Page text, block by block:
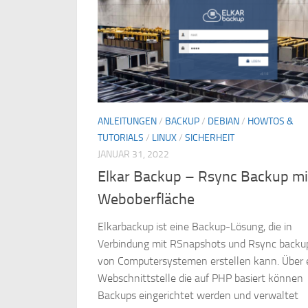
ANLEITUNGEN/ BACKUP/ DEBIAN/ HOWTOS &
TUTORIALS / LINUX/ SICHERHEIT
JANUAR 31, 2022
Elkar Backup – Rsync Backup
Weboberfläche
Elkarbackup ist eine Backup-Lösung, die in
Verbindung mit RSnapshots und Rsync
von Computersystemen erstellen kann. Über
Webschnittstelle die auf PHP basiert können
Backups eingerichtet werden und verwaltet